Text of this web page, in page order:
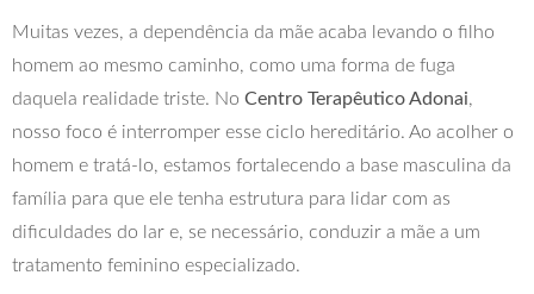
Muitas vezes, a dependência da mãe acaba levando o filho
homem ao mesmo caminho, como uma forma de fuga
daquela realidade triste. No Centro Terapêutico Adonai,
nosso foco é interromper esse ciclo hereditário. Ao acolher o
homem e tratá-lo, estamos fortalecendo a base masculina da
família para que ele tenha estrutura para lidar com as
dificuldades do lar e, se necessário, conduzir a mãe a um
tratamento feminino especializado.